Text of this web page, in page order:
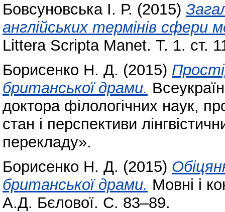
Бовсуновська І. Р. (2015)
англійських термінів сфери
Littera Scripta Manet. Т. 1. ст.
Борисенко Н. Д. (2015)
британської драми.
доктора філологічних наук,
стан і перспективи
перекладу».
Борисенко Н. Д. (2015)
британської драми. Мовні і
А.Д. Бєлової. С. 83–89.